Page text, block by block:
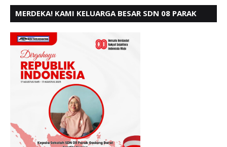
MERDEKA! KAMI KELUARGA BESAR SDN 08 PARAK
- 80,